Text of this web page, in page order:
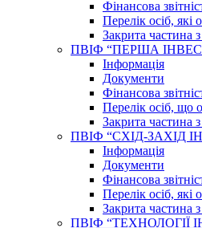
Фінансова
Перелік осіб, які
Закрита частина
ПВІФ “ПЕРША
Інформація
Документи
Фінансова
Перелік осіб, що
Закрита частина
ПВІФ “СХІД-ЗАХІД
Інформація
Документи
Фінансова
Перелік осіб, які
Закрита частина
ПВІФ “ТЕХНОЛОГІЇ